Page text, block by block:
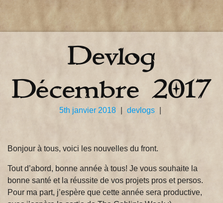
Devlog
Décembre 2017
5th janvier 2018 devlogs
Bonjour à tous, voici les nouvelles du front.
Tout d’abord, bonne année à tous! Je vous souhaite la
bonne santé et la réussite de vos projets pros et persos.
Pour ma part, j’espère que cette année sera productive,